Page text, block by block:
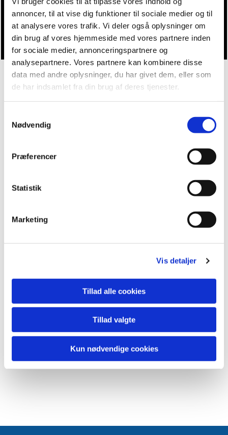
annoncer, til at vise dig funktioner til sociale medier og til
at analysere vores trafik. Vi deler også oplysninger om
din brug af vores hjemmeside med vores partnere inden
for sociale medier, annonceringspartnere og
analysepartnere. Vores partnere kan kombinere disse
data med andre oplysninger, du har givet dem, eller som
de har indsamlet fra din brug af deres tjenester.
Nødvendig
Præferencer
Statistik
Marketing
Vis detaljer
Tillad alle cookies
Tillad valgte
Kun nødvendige cookies
Du vil måske også kunne lide...